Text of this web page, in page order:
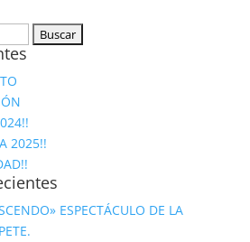
2025!!
ESPECTÁCULO DE LA